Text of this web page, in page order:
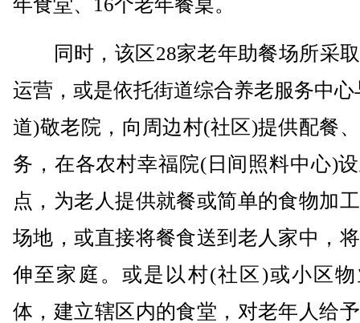
同时，该区28家老年助餐场所采
运营，或是依托街道综合养老服务中心
道)敬老院，向周边村(社区)提供配餐
务，在各农村幸福院(日间照料中心)
点，为老人提供就餐或简单的食物加
场地，或直接将餐食送到老人家中，
伸至家庭。或是以村(社区)或小区
体，建立辖区内的食堂，对老年人给